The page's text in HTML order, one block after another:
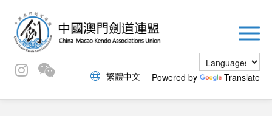
繁體中文 Powered by Translate